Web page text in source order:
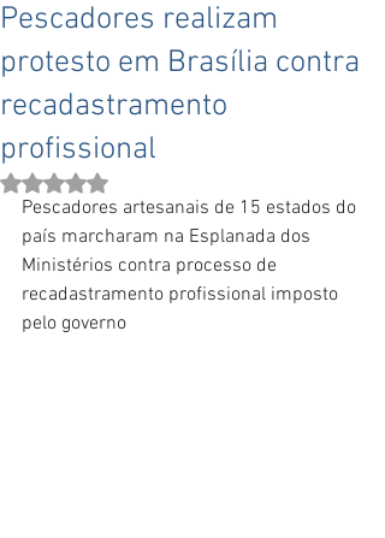
Pescadores realizam
protesto em Brasília contra
recadastramento
profissional
Avaliado com NaN de 5 estrelas.
Pescadores artesanais de 15 estados do
país marcharam na Esplanada dos
Ministérios contra processo de
recadastramento profissional imposto
pelo governo